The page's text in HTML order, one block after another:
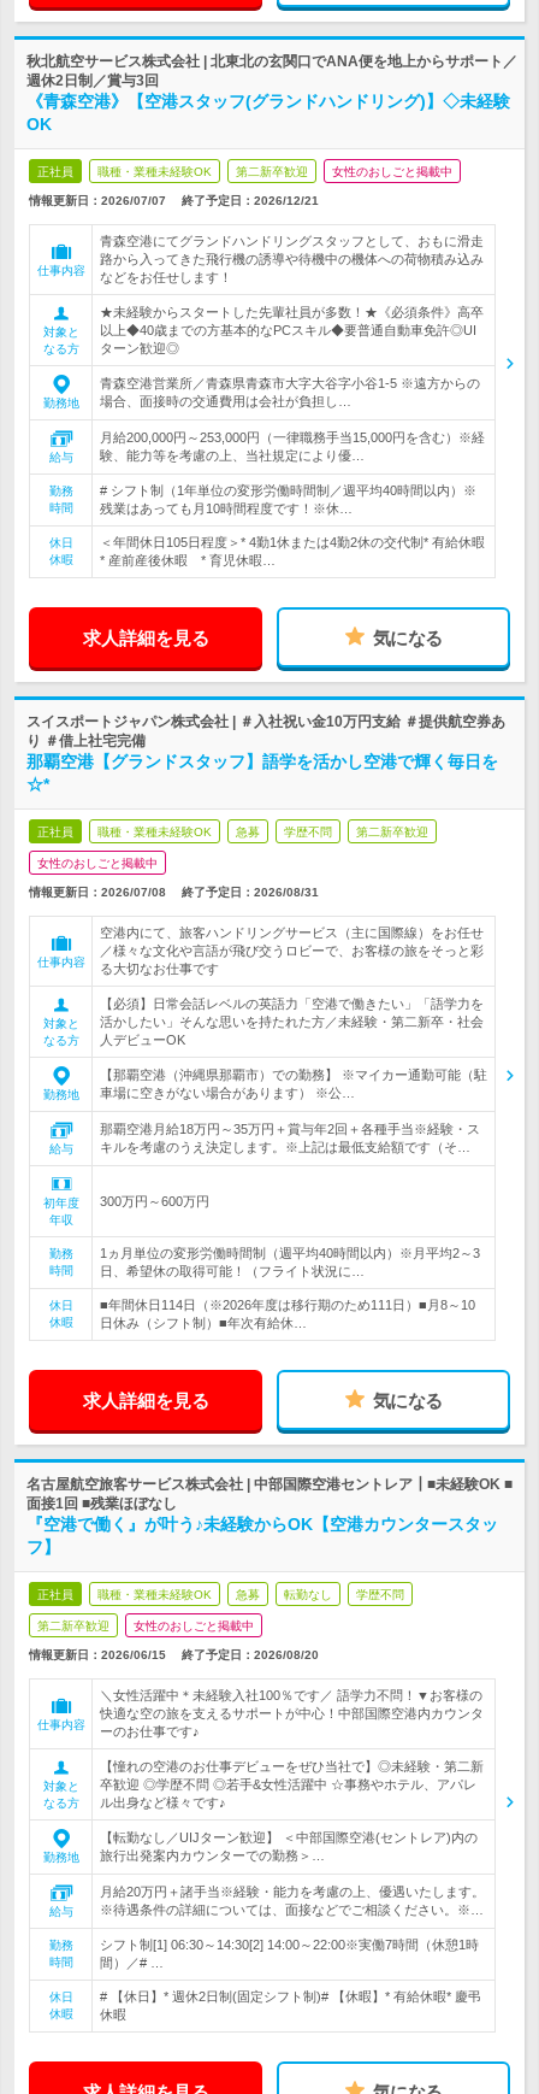
秋北航空サービス株式会社 | 北東北の玄関口でANA便を地上からサポート／
週休2日制／賞与3回
《青森空港》【空港スタッフ(グランドハンドリング)】◇未経験
OK
正社員 職種・業種未経験OK 第二新卒歓迎 女性のおしごと掲載中
情報更新日：2026/07/07 終了予定日： 2026/12/21
仕事内容
青森空港にてグランドハンドリングスタッフとして、おもに滑走
路から入ってきた飛行機の誘導や待機中の機体への荷物積み込み
などをお任せします！
対象と
なる方
★未経験からスタートした先輩社員が多数！★《必須条件》高卒
以上◆40歳までの方基本的なPCスキル◆要普通自動車免許◎UI
ターン歓迎◎
勤務地
青森空港営業所／青森県青森市大字大谷字小谷1-5 ※遠方からの
場合、面接時の交通費用は会社が負担し…
給与
月給200,000円～253,000円（一律職務手当15,000円を含む）※経
験、能力等を考慮の上、当社規定により優…
勤務
時間
# シフト制（1年単位の変形労働時間制／週平均40時間以内）※
残業はあっても月10時間程度です！※休…
休日
休暇
＜年間休日105日程度＞* 4勤1休または4勤2休の交代制* 有給休暇
* 産前産後休暇 * 育児休暇…
求人詳細を見る 気になる
スイスポートジャパン株式会社 | ＃入社祝い金10万円支給 ＃提供航空券あ
り ＃借上社宅完備
那覇空港【グランドスタッフ】語学を活かし空港で輝く毎日を
☆*
正社員 職種・業種未経験OK 急募 学歴不問 第二新卒歓迎
女性のおしごと掲載中
情報更新日：2026/07/08 終了予定日： 2026/08/31
仕事内容
空港内にて、旅客ハンドリングサービス（主に国際線）をお任せ
／様々な文化や言語が飛び交うロビーで、お客様の旅をそっと彩
る大切なお仕事です
対象と
なる方
【必須】日常会話レベルの英語力「空港で働きたい」「語学力を
活かしたい」そんな思いを持たれた方／未経験・第二新卒・社会
人デビューOK
勤務地
【那覇空港（沖縄県那覇市）での勤務】 ※マイカー通勤可能（駐
車場に空きがない場合があります） ※公…
給与
那覇空港月給18万円～35万円＋賞与年2回＋各種手当※経験・ス
キルを考慮のうえ決定します。※上記は最低支給額です（そ…
初年度
年収
300万円～600万円
勤務
時間
1ヵ月単位の変形労働時間制（週平均40時間以内）※月平均2～3
日、希望休の取得可能！（フライト状況に…
休日
休暇
■年間休日114日（※2026年度は移行期のため111日）■月8～10
日休み（シフト制）■年次有給休…
求人詳細を見る 気になる
名古屋航空旅客サービス株式会社 | 中部国際空港セントレア┃■未経験OK ■
面接1回 ■残業ほぼなし
『空港で働く』が叶う♪未経験からOK【空港カウンタースタッ
フ】
正社員 職種・業種未経験OK 急募 転勤なし 学歴不問
第二新卒歓迎 女性のおしごと掲載中
情報更新日：2026/06/15 終了予定日： 2026/08/20
仕事内容
＼女性活躍中＊未経験入社100％です／ 語学力不問！▼お客様の
快適な空の旅を支えるサポートが中心！中部国際空港内カウンタ
ーのお仕事です♪
対象と
なる方
【憧れの空港のお仕事デビューをぜひ当社で】◎未経験・第二新
卒歓迎 ◎学歴不問 ◎若手&女性活躍中 ☆事務やホテル、アパレ
ル出身など様々です♪
勤務地
【転勤なし／UIJターン歓迎】 ＜中部国際空港(セントレア)内の
旅行出発案内カウンターでの勤務＞…
給与
月給20万円＋諸手当※経験・能力を考慮の上、優遇いたします。
※待遇条件の詳細については、面接などでご相談ください。※…
勤務
時間
シフト制[1] 06:30～14:30[2] 14:00～22:00※実働7時間（休憩1時
間）／# …
休日
休暇
# 【休日】* 週休2日制(固定シフト制)# 【休暇】* 有給休暇* 慶弔
休暇